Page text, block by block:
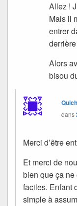
Allez !
Mais il
entrer
Alors
bisou
dans
Merci d’être
Et merci de
bien que ça
faciles. Enfant
simple à